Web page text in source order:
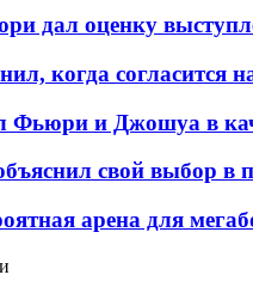
дал оценку
когда согласится
Фьюри и Джошуа в
свой выбор
арена для